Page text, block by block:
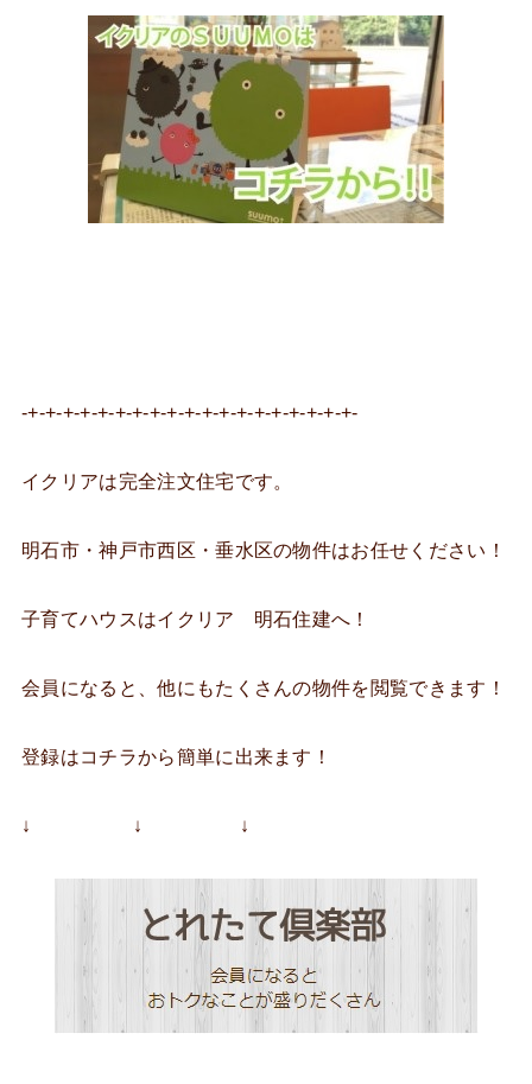
-+-+-+-+-+-+-+-+-+-+-+-+-+-+-+-+-+-+-+-
イクリアは完全注文住宅です。
明石市・神戸市西区・垂水区の物件はお任せください！
子育てハウスはイクリア 明石住建へ！
会員になると、他にもたくさんの物件を閲覧できます！
登録はコチラから簡単に出来ます！
↓ ↓ ↓